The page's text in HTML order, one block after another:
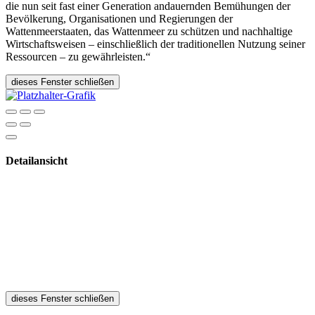
die nun seit fast einer Generation andauernden Bemühungen der
Bevölkerung, Organisationen und Regierungen der
Wattenmeerstaaten, das Wattenmeer zu schützen und nachhaltige
Wirtschaftsweisen – einschließlich der traditionellen Nutzung seiner
Ressourcen – zu gewährleisten.“
dieses Fenster schließen
Detailansicht
dieses Fenster schließen